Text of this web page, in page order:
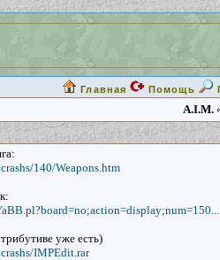
Главная Помощь
A.I.M.
140/Weapons.htm
уже есть)
IMPEdit.rar